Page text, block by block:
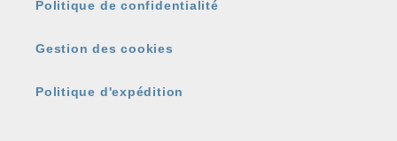
Politique de confidentialité
Gestion des cookies
Politique d'expédition